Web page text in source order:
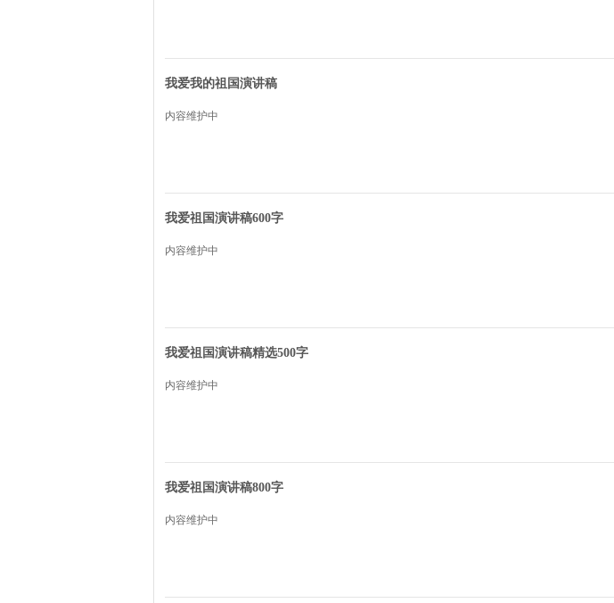
我爱我的祖国演讲稿
内容维护中
我爱祖国演讲稿600字
内容维护中
我爱祖国演讲稿精选500字
内容维护中
我爱祖国演讲稿800字
内容维护中